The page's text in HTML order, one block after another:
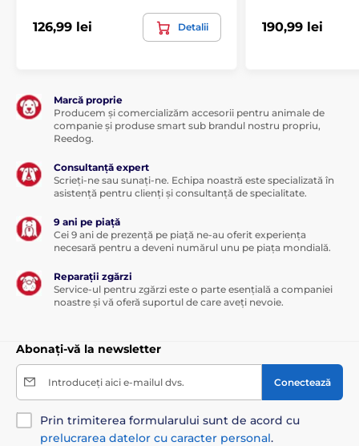
126,99 lei Detalii 190,99 lei
Marcă proprie
Producem și comercializăm accesorii pentru animale de
companie și produse smart sub brandul nostru propriu,
Reedog.
Consultanță expert
Scrieți-ne sau sunați-ne. Echipa noastră este specializată în
asistență pentru clienți și consultanță de specialitate.
9 ani pe piață
Cei 9 ani de prezență pe piață ne-au oferit experiența
necesară pentru a deveni numărul unu pe piața mondială.
Reparații zgărzi
Service-ul pentru zgărzi este o parte esențială a companiei
noastre și vă oferă suportul de care aveți nevoie.
Abonați-vă la newsletter
Introduceți aici e-mailul dvs. Conectează
Prin trimiterea formularului sunt de acord cu
prelucrarea datelor cu caracter personal.